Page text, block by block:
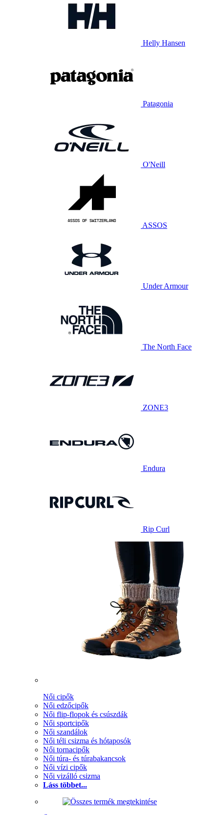
Helly Hansen
Patagonia
O'Neill
ASSOS
Under Armour
The North Face
ZONE3
Endura
Rip Curl
Női cipők
Női edzőcipők
Női flip-flopok és csúszdák
Női sportcipők
Női szandálok
Női téli csizma és hótaposók
Női tornacipők
Női túra- és túrabakancsok
Női vízi cipők
Női vizálló csizma
Láss többet...